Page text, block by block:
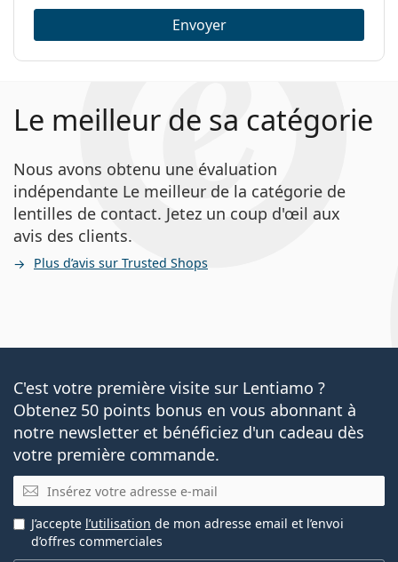
Envoyer
Le meilleur de sa catégorie
Nous avons obtenu une évaluation
indépendante Le meilleur de la catégorie de
lentilles de contact. Jetez un coup d'œil aux
avis des clients.
Plus d’avis sur Trusted Shops
C'est votre première visite sur Lentiamo ?
Obtenez 50 points bonus en vous abonnant à
notre newsletter et bénéficiez d'un cadeau dès
votre première commande.
E-mail
J’accepte l’utilisation de mon adresse email et l’envoi
d’offres commerciales